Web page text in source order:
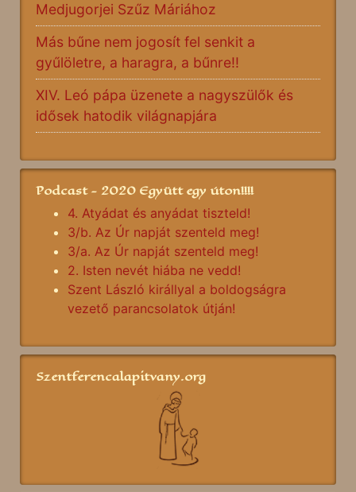
Medjugorjei Szűz Máriához
Más bűne nem jogosít fel senkit a
gyűlöletre, a haragra, a bűnre!!
XIV. Leó pápa üzenete a nagyszülők és
idősek hatodik világnapjára
Podcast - 2020 Együtt egy úton!!!!
4. Atyádat és anyádat tiszteld!
3/b. Az Úr napját szenteld meg!
3/a. Az Úr napját szenteld meg!
2. Isten nevét hiába ne vedd!
Szent László királlyal a boldogságra
vezető parancsolatok útján!
Szentferencalapitvany.org